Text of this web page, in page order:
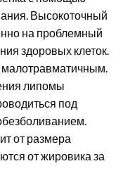
Высокоточный
на проблемный
здоровых клеток.
малотравматичным.
липомы
под
от размера
от жировика за